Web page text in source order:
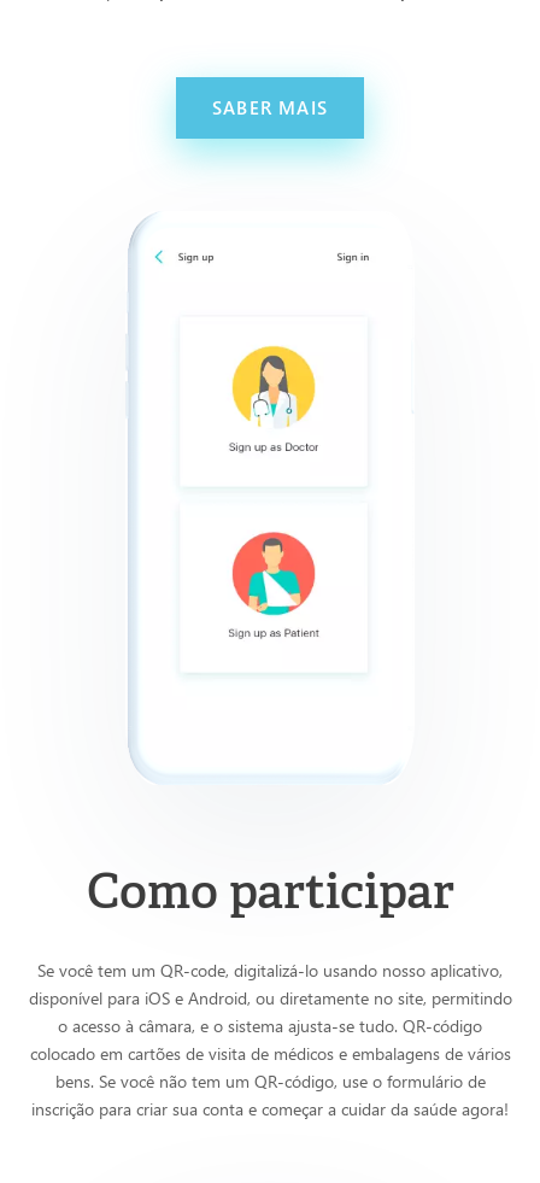
SABER MAIS
Como participar
Se você tem um QR-code, digitalizá-lo usando nosso aplicativo,
disponível para iOS e Android, ou diretamente no site, permitindo
o acesso à câmara, e o sistema ajusta-se tudo. QR-código
colocado em cartões de visita de médicos e embalagens de vários
bens. Se você não tem um QR-código, use o formulário de
inscrição para criar sua conta e começar a cuidar da saúde agora!